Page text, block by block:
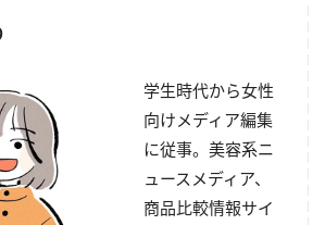
学生時代から女性
向けメディア編集
に従事。美容系ニ
ュースメディア、
商品比較情報サイ